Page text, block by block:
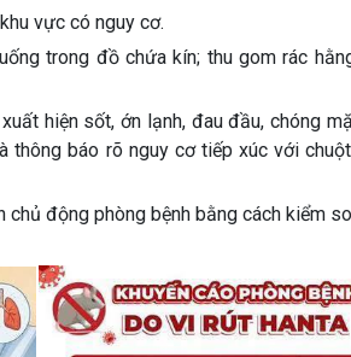
vực có nguy cơ.
trong đồ chứa kín; thu gom rác
hiện sốt, ớn lạnh, đau đầu, chóng
thông báo rõ nguy cơ tiếp xúc với
động phòng bệnh bằng cách kiểm